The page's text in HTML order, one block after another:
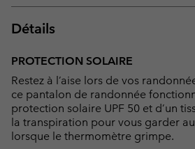
Détails
PROTECTION SOLAIRE
Restez à l’aise lors de vos
ce pantalon de randonnée
protection solaire UPF 50 et d’un
la transpiration pour vous garder
lorsque le thermomètre grimpe.